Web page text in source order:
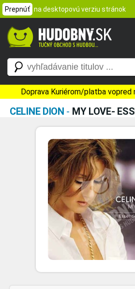
Prepnúť na desktopovú verziu stránok
Doprava Kuriérom/platba vopred
CELINE DION - MY LOVE-